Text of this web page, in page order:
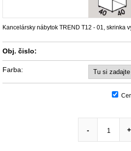
Kancelársky nábytok TREND T12 - 01, skrinka
Obj. čislo:
Farba:
- +